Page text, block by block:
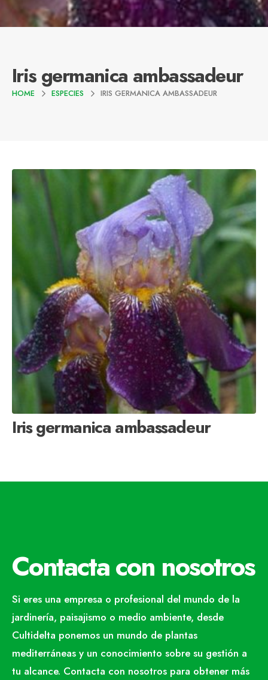
Iris germanica ambassadeur
HOME ESPECIES IRIS GERMANICA AMBASSADEUR
Iris germanica ambassadeur
Contacta con nosotros
Si eres una empresa o profesional del mundo de la
jardinería, paisajismo o medio ambiente, desde
Cultidelta ponemos un mundo de plantas
mediterráneas y un conocimiento sobre su gestión a
tu alcance. Contacta con nosotros para obtener más